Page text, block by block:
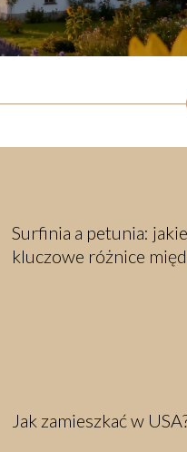
Surfinia a petunia:
kluczowe różnice
Jak zamieszkać w